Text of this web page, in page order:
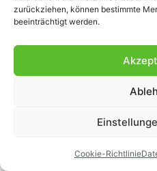
zurückziehen, können bestimmte
beeinträchtigt werden.
Cookie-Richtlinie
der Welt […]